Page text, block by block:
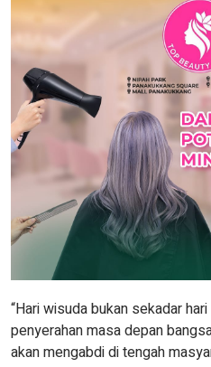
“Hari wisuda bukan sekadar
penyerahan masa depan
akan mengabdi di tengah